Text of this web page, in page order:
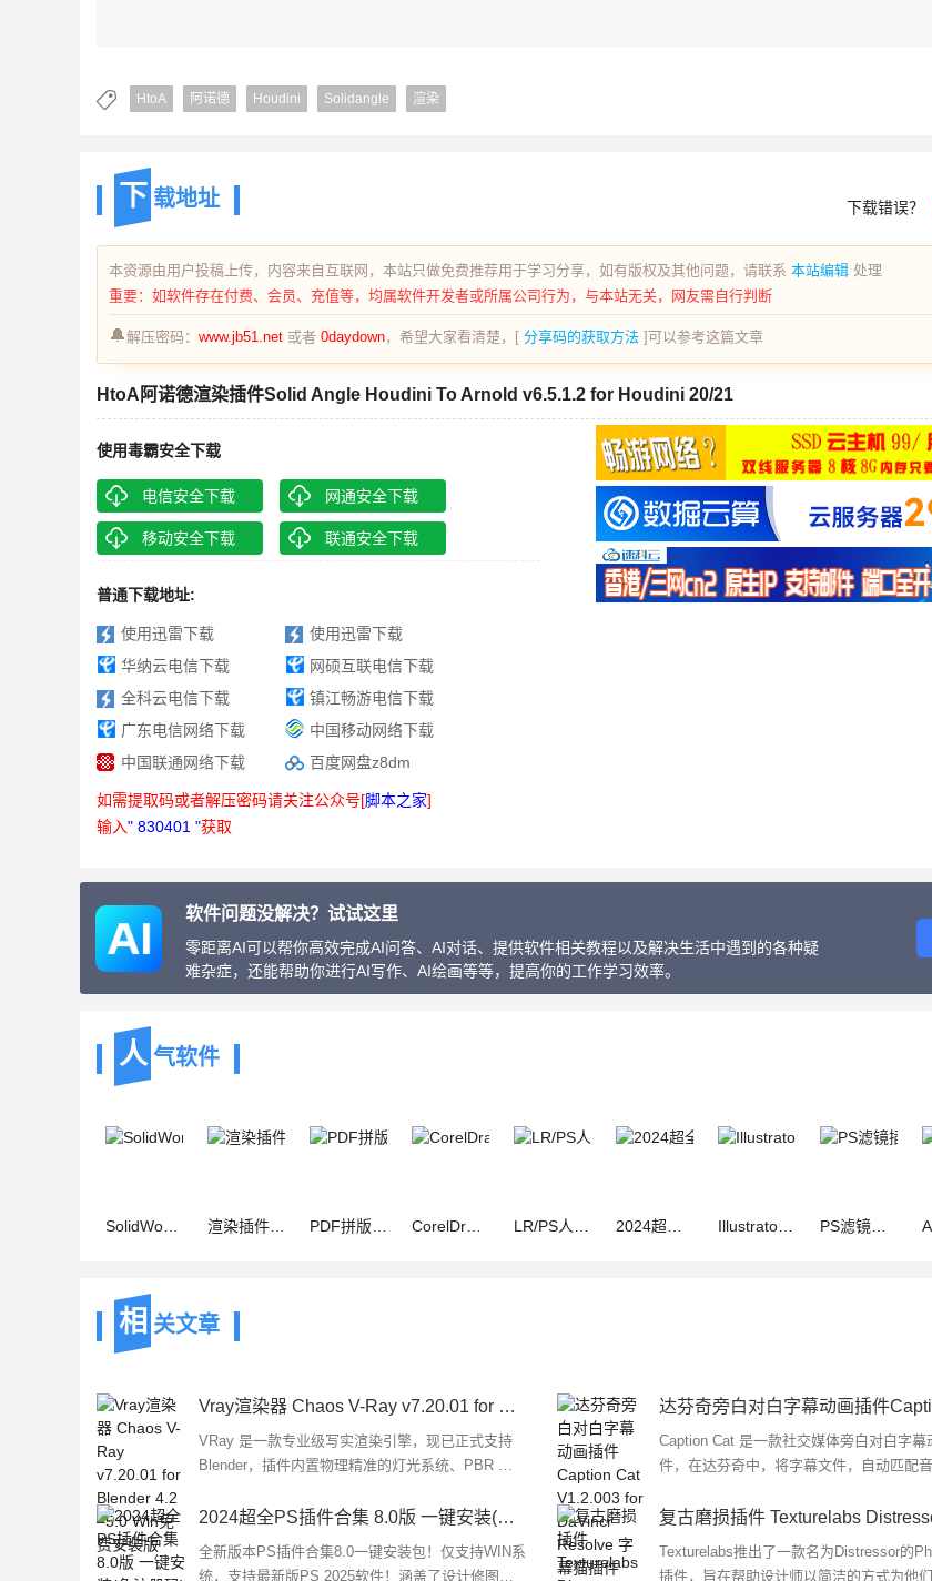
HtoA 阿诺德 Houdini Solidangle 渲染
下 载地址 下载错误？
本资源由用户投稿上传，内容来自互联网，本站只做免费推荐用于学习分享，如有版权及其他问题，请联系 本站编辑 处理
重要：如软件存在付费、会员、充值等，均属软件开发者或所属公司行为，与本站无关，网友需自行判断
🔔解压密码： www.jb51.net 或者 0daydown，希望大家看清楚，[ 分享码的获取方法 ]可以参考这篇文章
HtoA阿诺德渲染插件Solid Angle Houdini To Arnold v6.5.1.2 for Houdini 20/21
使用毒霸安全下载
电信安全下载 网通安全下载
移动安全下载 联通安全下载
普通下载地址:
使用迅雷下载
使用迅雷下载
华纳云电信下载
网硕互联电信下载
全科云电信下载
镇江畅游电信下载
广东电信网络下载
中国移动网络下载
中国联通网络下载
百度网盘z8dm
如需提取码或者解压密码请关注公众号[脚本之家]
输入" 830401 "获取
软件问题没解决？试试这里
零距离AI可以帮你高效完成AI问答、AI对话、提供软件相关教程以及解决生活中遇到的各种疑
难杂症，还能帮助你进行AI写作、AI绘画等等，提高你的工作学习效率。
人 气软件
SolidWorksGB焊件型材库 V1.17 最新免费版 渲染插件Enscape 4 V4.18.0.1529 中文免费正式版(附安装教程) PDF拼版插件Quite Imposing plus v5.3R 中文/英文免费版(附使用 CorelDraw 2021/2020/2019/2018/2017/x8/x7/x6/x5/x4缩略图补丁 LR/PS人工智能AI磨皮插件13套合集Retouch4me 13合1 2024.10.2 汉 2024超全PS插件合集 8.0版 一键安装(免注册码) Illustrator(AI)颜色尺寸标注插件 Specees v1.6.4 中文汉化版(含 PS滤镜插件八件套装Nik Collection by DxO v9.0.0.11 64位 中文 Ae/Pr/
相 关文章
Vray渲染器 Chaos V-Ray v7.20.01 for Blender 4.2–5.0 Win免费安装版
VRay 是一款专业级写实渲染引擎，现已正式支持
Blender，插件内置物理精准的灯光系统、PBR 材
免费资源，适用于建筑可视化、产...
Caption Cat 是一款社交媒体旁白对白字幕
件，在达芬奇中，将字幕文件，自动匹配
2024超全PS插件合集 8.0版 一键安装(免注册码)
全新版本PS插件合集8.0一键安装包！仅支持WIN系
统，支持最新版PS 2025软件！涵盖了设计修图圈
Texturelabs推出了一款名为Distressor的
插件，旨在帮助设计师以简洁的方式为他